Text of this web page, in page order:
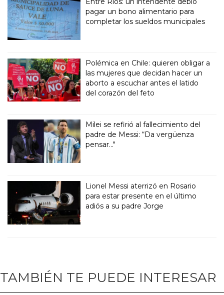
pagar un bono alimentario para
completar los sueldos municipales
Polémica en Chile: quieren obligar a
las mujeres que decidan hacer un
aborto a escuchar antes el latido
del corazón del feto
Milei se refirió al fallecimiento del
padre de Messi: “Da vergüenza
pensar..."
Lionel Messi aterrizó en Rosario
para estar presente en el último
adiós a su padre Jorge
TAMBIÉN TE PUEDE INTERESAR